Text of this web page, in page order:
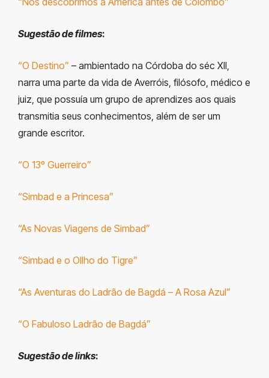
Sugestão de filmes:
“O Destino” – ambientado na Córdoba do séc XII,
narra uma parte da vida de Averróis, filósofo, médico e
juiz, que possuía um grupo de aprendizes aos quais
transmitia seus conhecimentos, além de ser um
grande escritor.
“O 13º Guerreiro”
“Simbad e a Princesa”
“As Novas Viagens de Simbad”
“Simbad e o OIlho do Tigre”
“As Aventuras do Ladrão de Bagdá – A Rosa Azul”
“O Fabuloso Ladrão de Bagdá”
Sugestão de links: